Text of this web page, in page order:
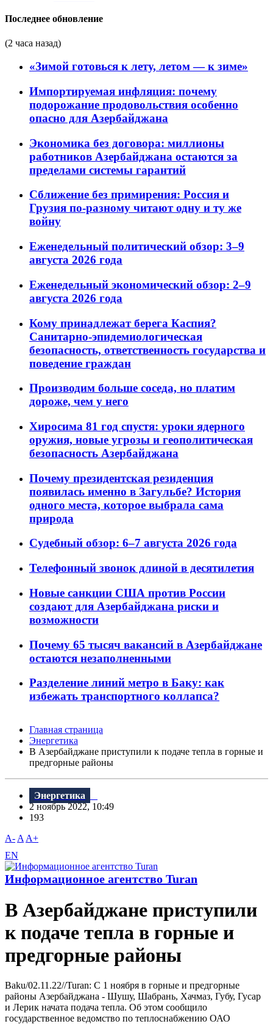
Последнее обновление
(2 часа назад)
«Зимой готовься к лету, летом — к зиме»
Импортируемая инфляция: почему
подорожание продовольствия особенно
опасно для Азербайджана
Экономика без договора: миллионы
работников Азербайджана остаются за
пределами системы гарантий
Сближение без примирения: Россия и
Грузия по-разному читают одну и ту же
войну
Еженедельный политический обзор: 3–9
августа 2026 года
Еженедельный экономический обзор: 2–9
августа 2026 года
Кому принадлежат берега Каспия?
Санитарно-эпидемиологическая
безопасность, ответственность государства и
поведение граждан
Производим больше соседа, но платим
дороже, чем у него
Хиросима 81 год спустя: уроки ядерного
оружия, новые угрозы и геополитическая
безопасность Азербайджана
Почему президентская резиденция
появилась именно в Загульбе? История
одного места, которое выбрала сама
природа
Судебный обзор: 6–7 августа 2026 года
Телефонный звонок длиной в десятилетия
Новые санкции США против России
создают для Азербайджана риски и
возможности
Почему 65 тысяч вакансий в Азербайджане
остаются незаполненными
Разделение линий метро в Баку: как
избежать транспортного коллапса?
Главная страница
Энергетика
В Азербайджане приступили к подаче тепла в горные и
предгорные районы
Энергетика
2 ноябрь 2022, 10:49
193
A- A A+
EN
Информационное агентство Turan
В Азербайджане приступили
к подаче тепла в горные и
предгорные районы
Baku/02.11.22//Turan: С 1 ноября в горные и предгорные
районы Азербайджана - Шушу, Шабрань, Хачмаз, Губу, Гусар
и Лерик начата подача тепла. Об этом сообщило
государственное ведомство по теплоснабжению ОАО